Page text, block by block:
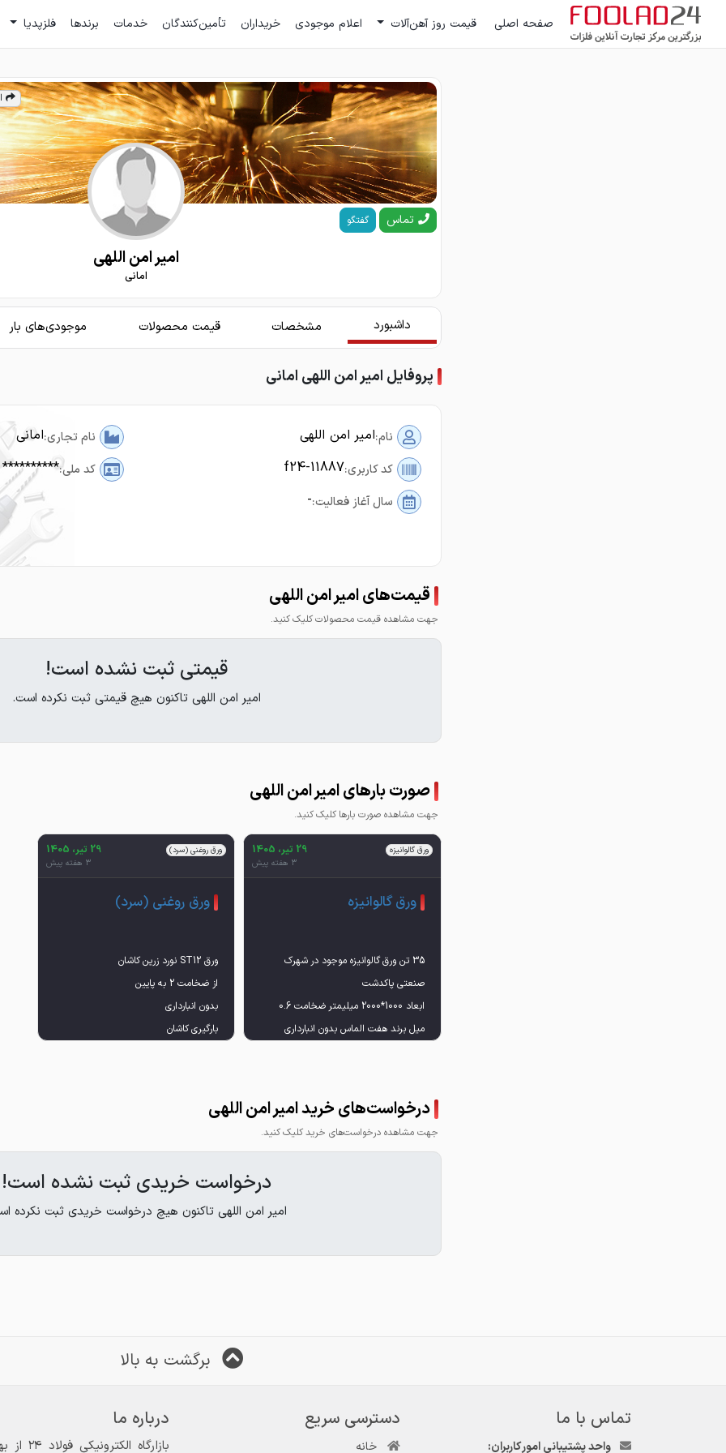
صفحه اصلی قیمت روز آهن‌آلات اعلام موجودی خریداران تأمین‌کنندگان خدمات برندها فلزپدیا
تماس گفتگو
امیر امن اللهی
امانی
داشبورد مشخصات قیمت محصولات موجودی‌های بار
پروفایل امیر امن اللهی امانی
نام:امیر امن اللهی نام تجاری:امانی
کد کاربری:f24-11887 کد ملی:**********
سال آغاز فعالیت:-
قیمت‌های امیر امن اللهی
جهت مشاهده قیمت محصولات کلیک کنید.
قیمتی ثبت نشده است!
امیر امن اللهی تاکنون هیچ قیمتی ثبت نکرده است.
صورت بارهای امیر امن اللهی
جهت مشاهده صورت بارها کلیک کنید.
ورق گالوانیزه 29 تیر، 1405
3 هفته پیش
ورق گالوانیزه
35 تن ورق گالوانیزه موجود در شهرک
ابعاد 1000*2000 میلیمتر ضخامت 0.6
میل برند هفت الماس بدون انبارداری
ورق روغنی (سرد) 29 تیر، 1405
3 هفته پیش
ورق روغنی (سرد)
ورق ST12 نورد زرین کاشان
از ضخامت 2 به پایین
بدون انبارداری
بارگیری کاشان
درخواست‌های خرید امیر امن اللهی
جهت مشاهده درخواست‌های خرید کلیک کنید.
درخواست خریدی ثبت نشده است!
امیر امن اللهی تاکنون هیچ درخواست خریدی ثبت نکرده
برگشت به بالا
تماس با ما
واحد پشتیبانی امور کاربران:
دسترسی سریع
خانه
درباره ما